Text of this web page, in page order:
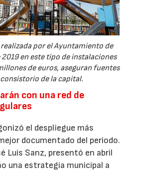
por el Ayuntamiento de
en este tipo de instalaciones
de euros, aseguran fuentes
de la capital.
con una red de
el despliegue más
documentado del periodo.
Luis Sanz, presentó en abril
una estrategia municipal a